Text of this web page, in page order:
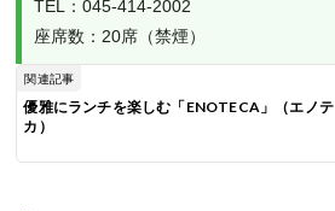
TEL：045-414-2002
座席数：20席（禁煙）
関連記事
優雅にランチを楽しむ「ENOTECA」（エノテ
カ）